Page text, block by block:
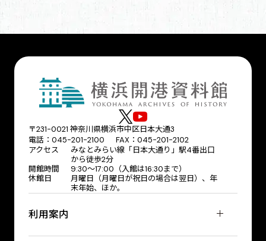
〒231-0021 神奈川県横浜市中区日本大通3
電話：045-201-2100 FAX：045-201-2102
アクセス
みなとみらい線「日本大通り」駅4番出口
から徒歩2分
開館時間
9:30〜17:00（入館は16:30まで）
休館日
月曜日（月曜日が祝日の場合は翌日）、年
末年始、ほか。
利用案内